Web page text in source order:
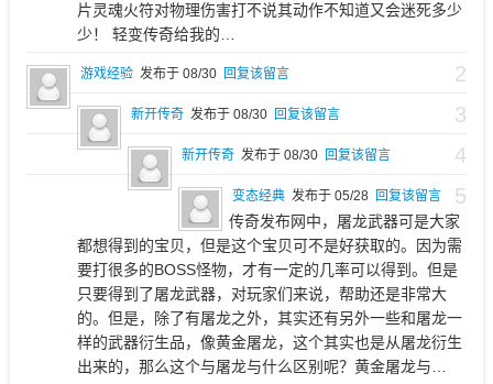
片灵魂火符对物理伤害打不说其动作不知道又会迷死多少
少！ 轻变传奇给我的…
2
游戏经验 发布于 08/30 回复该留言
3
新开传奇 发布于 08/30 回复该留言
4
新开传奇 发布于 08/30 回复该留言
5
变态经典 发布于 05/28 回复该留言
传奇发布网中，屠龙武器可是大家
都想得到的宝贝，但是这个宝贝可不是好获取的。因为需
要打很多的BOSS怪物，才有一定的几率可以得到。但是
只要得到了屠龙武器，对玩家们来说，帮助还是非常大
的。但是，除了有屠龙之外，其实还有另外一些和屠龙一
样的武器衍生品，像黄金屠龙，这个其实也是从屠龙衍生
出来的，那么这个与屠龙与什么区别呢？黄金屠龙与…